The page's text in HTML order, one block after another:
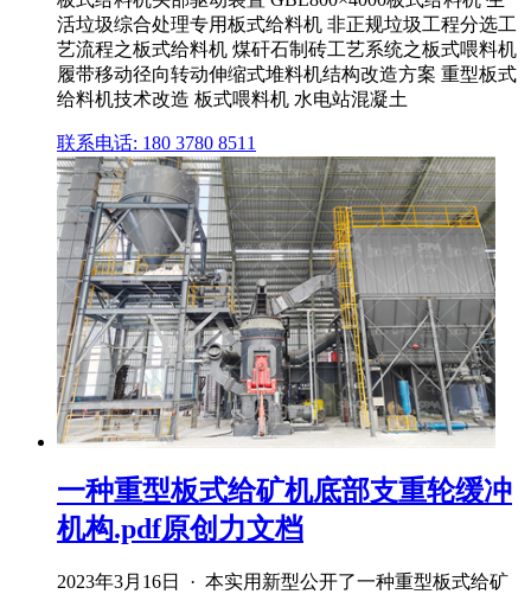
活垃圾综合处理专用板式给料机 非正规垃圾工程分选工
艺流程之板式给料机 煤矸石制砖工艺系统之板式喂料机
履带移动径向转动伸缩式堆料机结构改造方案 重型板式
给料机技术改造 板式喂料机 水电站混凝土
联系电话: 180 3780 8511
一种重型板式给矿机底部支重轮缓冲
机构.pdf原创力文档
2023年3月16日 · 本实用新型公开了一种重型板式给矿